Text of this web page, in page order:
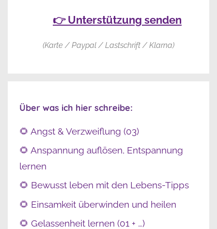
👉 Unterstützung senden
(Karte / Paypal / Lastschrift / Klarna)
Über was ich hier schreibe:
🌻 Angst & Verzweiflung (03)
🌻 Anspannung auflösen, Entspannung
lernen
🌻 Bewusst leben mit den Lebens-Tipps
🌻 Einsamkeit überwinden und heilen
🌻 Gelassenheit lernen (01 + …)